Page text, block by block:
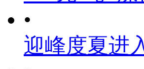
•
迎峰度夏进